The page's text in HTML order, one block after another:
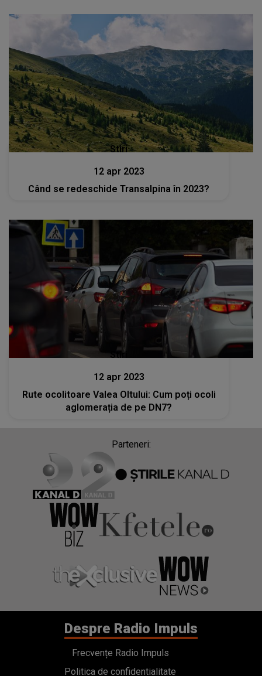
Stiri
12 apr 2023
Când se redeschide Transalpina în 2023?
Stiri
12 apr 2023
Rute ocolitoare Valea Oltului: Cum poți ocoli
aglomerația de pe DN7?
Parteneri:
Despre Radio Impuls
Frecvențe Radio Impuls
Politica de confidentialitate